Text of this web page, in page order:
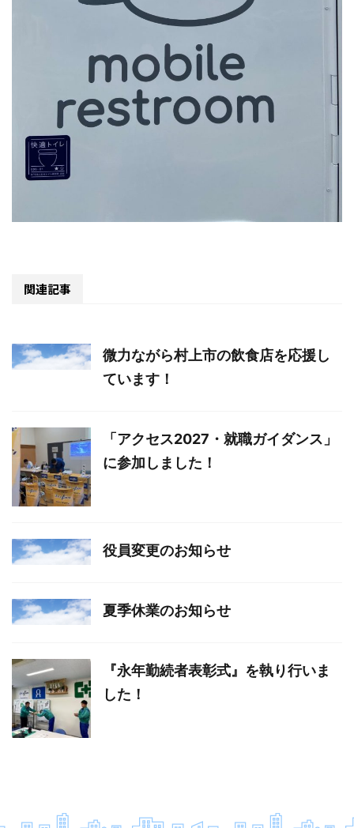
関連記事
微力ながら村上市の飲食店を応援し
ています！
「アクセス2027・就職ガイダンス」
に参加しました！
役員変更のお知らせ
夏季休業のお知らせ
『永年勤続者表彰式』を執り行いま
した！